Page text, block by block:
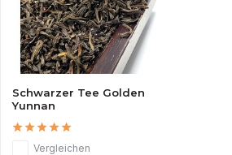
Schwarzer Tee Golden
Yunnan
Vergleichen